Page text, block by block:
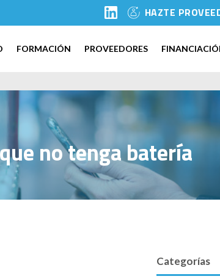
HAZTE
FORMACIÓN PROVEEDORES
no tenga batería
Categorías